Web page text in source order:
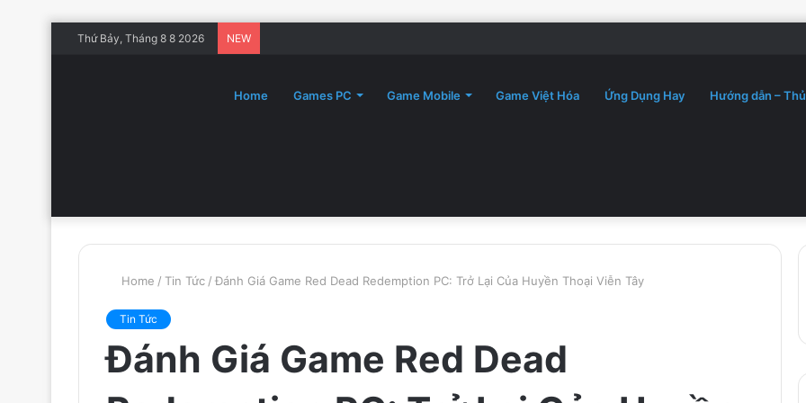
Thứ Bảy, Tháng 8 8 2026 NEW
Home Games PC Game Mobile Game Việt Hóa Ứng Dụng Hay Hướng dẫn –
Home / Tin Tức / Đánh Giá Game Red Dead Redemption PC: Trở Lại Của Huyền Thoại Viễn Tây
Tin Tức
Đánh Giá Game Red Dead